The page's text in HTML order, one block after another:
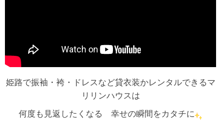
姫路で振袖・袴・ドレスなど貸衣装かレンタルできるマ
リリンハウスは
何度も見返したくなる 幸せの瞬間をカタチに